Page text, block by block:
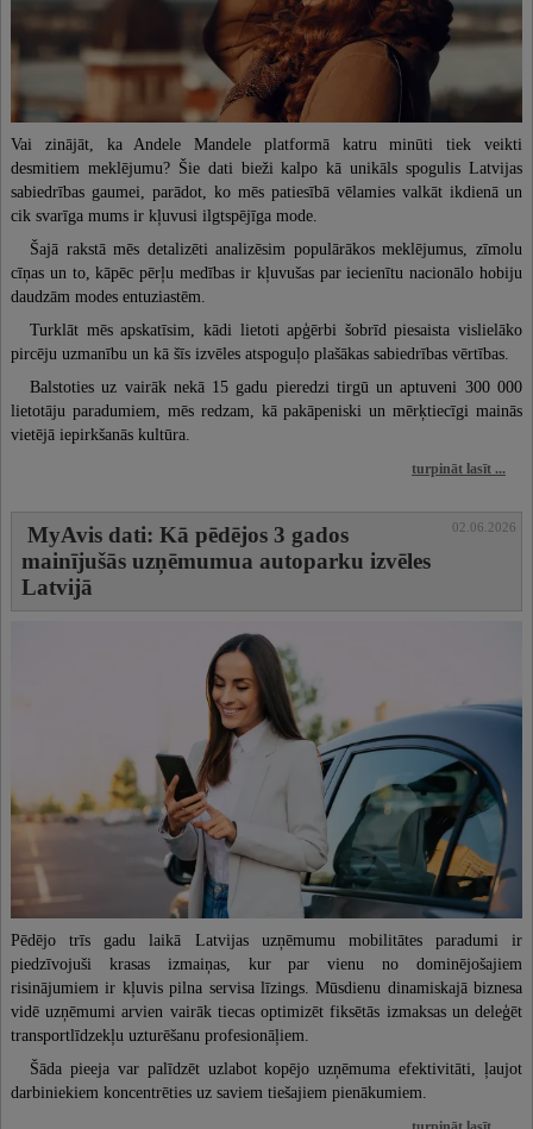
Vai zinājāt, ka Andele Mandele platformā katru minūti tiek veikti
desmitiem meklējumu? Šie dati bieži kalpo kā unikāls spogulis Latvijas
sabiedrības gaumei, parādot, ko mēs patiesībā vēlamies valkāt ikdienā un
cik svarīga mums ir kļuvusi ilgtspējīga mode.
Šajā rakstā mēs detalizēti analizēsim populārākos meklējumus, zīmolu
cīņas un to, kāpēc pērļu medības ir kļuvušas par iecienītu nacionālo hobiju
daudzām modes entuziastēm.
Turklāt mēs apskatīsim, kādi lietoti apģērbi šobrīd piesaista vislielāko
pircēju uzmanību un kā šīs izvēles atspoguļo plašākas sabiedrības vērtības.
Balstoties uz vairāk nekā 15 gadu pieredzi tirgū un aptuveni 300 000
lietotāju paradumiem, mēs redzam, kā pakāpeniski un mērķtiecīgi mainās
vietējā iepirkšanās kultūra.
turpināt lasīt ...
MyAvis dati: Kā pēdējos 3 gados
mainījušās uzņēmumua autoparku izvēles
Latvijā
02.06.2026
Pēdējo trīs gadu laikā Latvijas uzņēmumu mobilitātes paradumi ir
piedzīvojuši krasas izmaiņas, kur par vienu no dominējošajiem
risinājumiem ir kļuvis pilna servisa līzings. Mūsdienu dinamiskajā biznesa
vidē uzņēmumi arvien vairāk tiecas optimizēt fiksētās izmaksas un deleģēt
transportlīdzekļu uzturēšanu profesionāļiem.
Šāda pieeja var palīdzēt uzlabot kopējo uzņēmuma efektivitāti, ļaujot
darbiniekiem koncentrēties uz saviem tiešajiem pienākumiem.